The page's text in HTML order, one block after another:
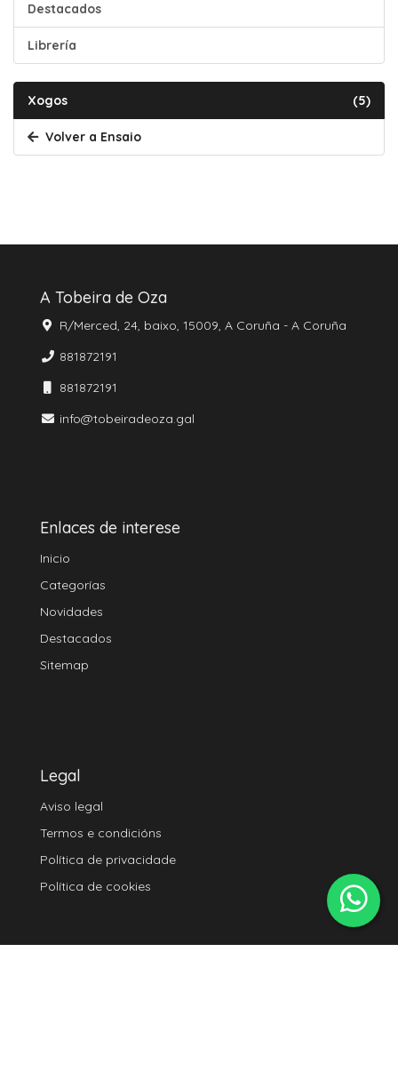
Destacados
Librería
Xogos (5)
Volver a Ensaio
A Tobeira de Oza
R/Merced, 24, baixo, 15009, A Coruña - A Coruña
881872191
881872191
info@tobeiradeoza.gal
Enlaces de interese
Inicio
Categorías
Novidades
Destacados
Sitemap
Legal
Aviso legal
Termos e condicións
Política de privacidade
Política de cookies